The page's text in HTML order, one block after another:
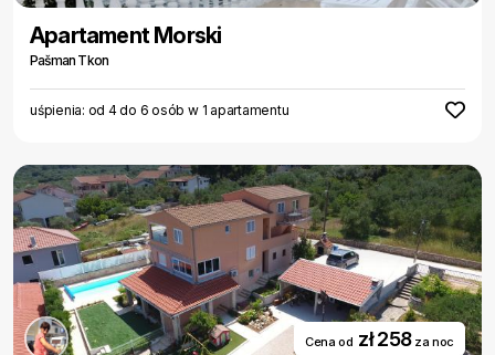
Apartament Morski
Pašman Tkon
uśpienia: od 4 do 6 osób w 1 apartamentu
Cena od zł 258 za noc